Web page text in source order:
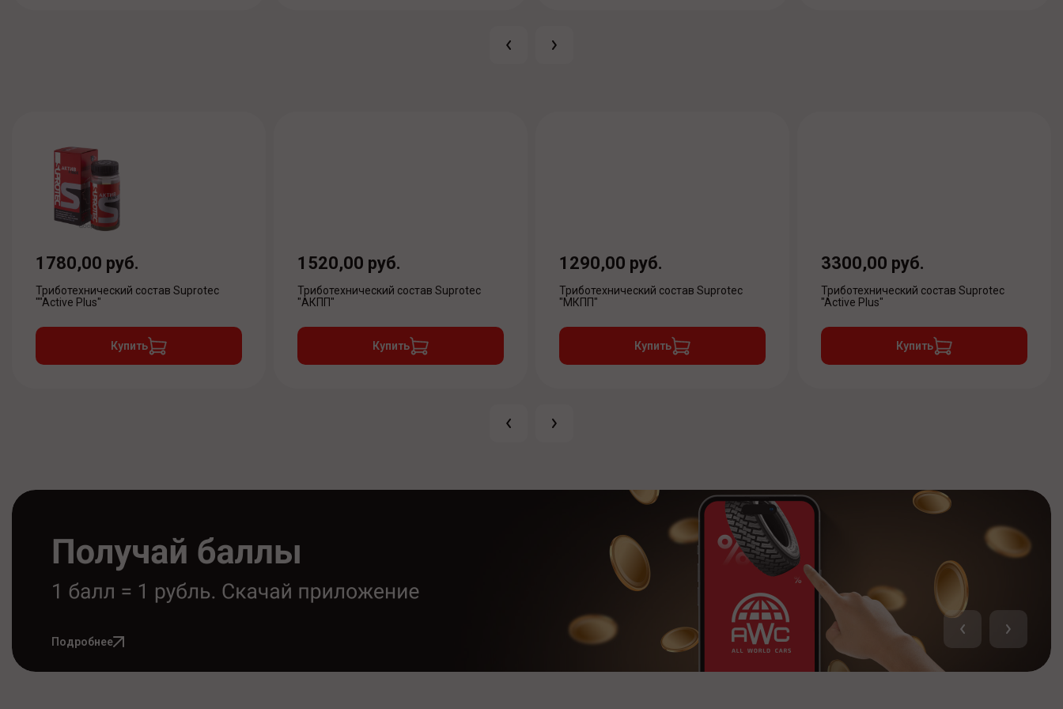
Триботехнический состав Suprotec
""Active Plus"
1780,00 руб.
Купить
Триботехнический состав Suprotec
"АКПП"
1520,00 руб.
Купить
Триботехнический состав Suprotec
"МКПП"
1290,00 руб.
Купить
Триботехнический состав Suprotec
"Active Plus"
3300,00 руб.
Купить
Подробнее